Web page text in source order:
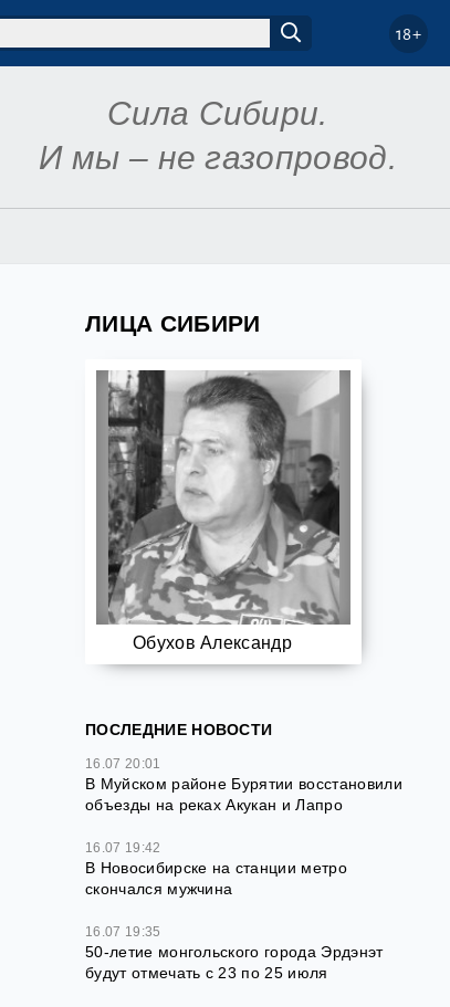
18+
Сила Сибири.
И мы – не газопровод.
ЛИЦА СИБИРИ
Обухов Александр
ПОСЛЕДНИЕ НОВОСТИ
16.07 20:01
В Муйском районе Бурятии восстановили
объезды на реках Акукан и Лапро
16.07 19:42
В Новосибирске на станции метро
скончался мужчина
16.07 19:35
50-летие монгольского города Эрдэнэт
будут отмечать с 23 по 25 июля